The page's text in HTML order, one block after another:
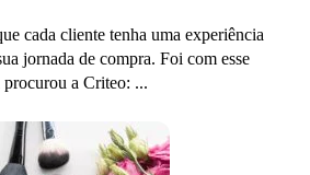
cada cliente tenha uma experiência
jornada de compra. Foi com esse
a Criteo: ...